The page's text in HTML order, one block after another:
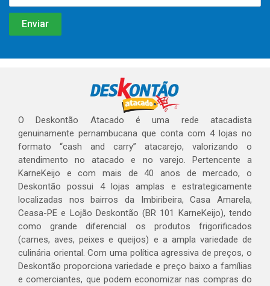
O Deskontão Atacado é uma rede atacadista
genuinamente pernambucana que conta com 4 lojas no
formato “cash and carry” atacarejo, valorizando o
atendimento no atacado e no varejo. Pertencente a
KarneKeijo e com mais de 40 anos de mercado, o
Deskontão possui 4 lojas amplas e estrategicamente
localizadas nos bairros da Imbiribeira, Casa Amarela,
Ceasa-PE e Lojão Deskontão (BR 101 KarneKeijo), tendo
como grande diferencial os produtos frigorificados
(carnes, aves, peixes e queijos) e a ampla variedade de
culinária oriental. Com uma política agressiva de preços, o
Deskontão proporciona variedade e preço baixo a famílias
e comerciantes, que podem economizar nas compras do